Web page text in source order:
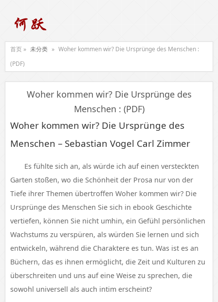
首页 » 未分类 » Woher kommen wir? Die Ursprünge des Menschen :
(PDF)
Woher kommen wir? Die Ursprünge des
Menschen : (PDF)
Woher kommen wir? Die Ursprünge des
Menschen – Sebastian Vogel Carl Zimmer
Es fühlte sich an, als würde ich auf einen versteckten
Garten stoßen, wo die Schönheit der Prosa nur von der
Tiefe ihrer Themen übertroffen Woher kommen wir? Die
Ursprünge des Menschen Sie sich in ebook Geschichte
vertiefen, können Sie nicht umhin, ein Gefühl persönlichen
Wachstums zu verspüren, als würden Sie lernen und sich
entwickeln, während die Charaktere es tun. Was ist es an
Büchern, das es ihnen ermöglicht, die Zeit und Kulturen zu
überschreiten und uns auf eine Weise zu sprechen, die
sowohl universell als auch intim erscheint?